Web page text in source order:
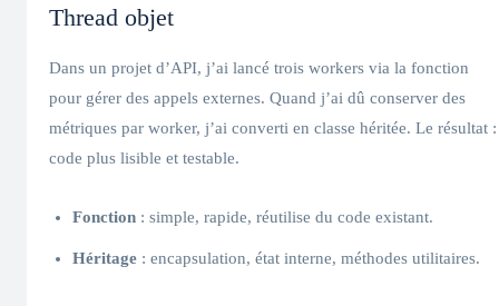
Thread objet
Dans un projet d’API, j’ai lancé trois workers via la fonction
pour gérer des appels externes. Quand j’ai dû conserver des
métriques par worker, j’ai converti en classe héritée. Le résultat :
code plus lisible et testable.
Fonction : simple, rapide, réutilise du code existant.
Héritage : encapsulation, état interne, méthodes utilitaires.